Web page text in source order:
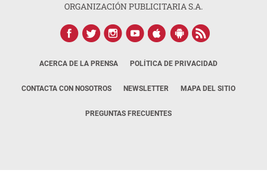
ORGANIZACIÓN PUBLICITARIA S.A.
ACERCA DE LA PRENSA POLÍTICA DE PRIVACIDAD
CONTACTA CON NOSOTROS NEWSLETTER MAPA DEL SITIO
PREGUNTAS FRECUENTES